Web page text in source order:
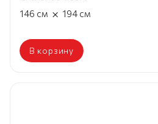
146 см × 194 см
В корзину